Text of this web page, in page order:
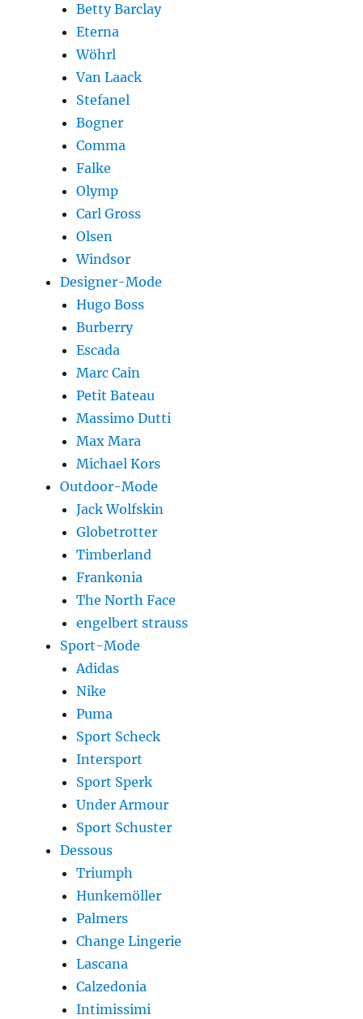
Betty Barclay
Eterna
Wöhrl
Van Laack
Stefanel
Bogner
Comma
Falke
Olymp
Carl Gross
Olsen
Windsor
Designer-Mode
Hugo Boss
Burberry
Escada
Marc Cain
Petit Bateau
Massimo Dutti
Max Mara
Michael Kors
Outdoor-Mode
Jack Wolfskin
Globetrotter
Timberland
Frankonia
The North Face
engelbert strauss
Sport-Mode
Adidas
Nike
Puma
Sport Scheck
Intersport
Sport Sperk
Under Armour
Sport Schuster
Dessous
Triumph
Hunkemöller
Palmers
Change Lingerie
Lascana
Calzedonia
Intimissimi